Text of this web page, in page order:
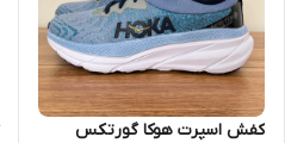
کفش اسپرت هوکا گورتکس